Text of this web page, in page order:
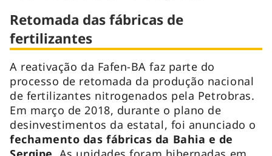
Retomada das fábricas de
fertilizantes
A reativação da Fafen-BA faz parte do
processo de retomada da produção nacional
de fertilizantes nitrogenados pela Petrobras.
Em março de 2018, durante o plano de
desinvestimentos da estatal, foi anunciado o
fechamento das fábricas da Bahia e de